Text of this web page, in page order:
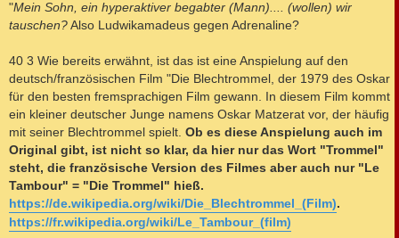
"Mein Sohn, ein hyperaktiver begabter (Mann).... (wollen) wir
tauschen?Also Ludwikamadeus gegen Adrenaline?
40 3 Wie bereits erwähnt, ist das ist eine Anspielung auf den
deutsch/französischen Film "Die Blechtrommel, der 1979 des Oskar
für den besten fremsprachigen Film gewann. In diesem Film kommt
ein kleiner deutscher Junge namens Oskar Matzerat vor, der häufig
mit seiner Blechtrommel spielt. Ob es diese Anspielung auch im
Original gibt, ist nicht so klar, da hier nur das Wort "Trommel"
steht, die französische Version des Filmes aber auch nur "Le
Tambour" = "Die Trommel" hieß.
https://de.wikipedia.org/wiki/Die_Blechtrommel_(Film).
https://fr.wikipedia.org/wiki/Le_Tambour_(film)